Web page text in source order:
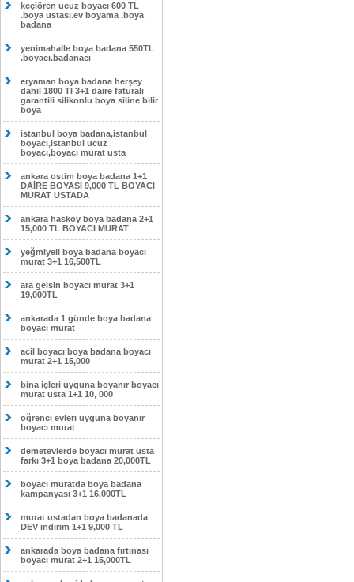
keçiören ucuz boyacı 600 TL
.boya ustası.ev boyama .boya
badana
yenimahalle boya badana 550TL
.boyacı.badanacı
eryaman boya badana herşey
dahil 1800 Tl 3+1 daire faturalı
garantili silikonlu boya siline bilir
boya
istanbul boya badana,istanbul
boyacı,istanbul ucuz
boyacı,boyacı murat usta
ankara ostim boya badana 1+1
DAİRE BOYASI 9,000 TL BOYACI
MURAT USTADA
ankara hasköy boya badana 2+1
15,000 TL BOYACI MURAT
yeğmiyeli boya badana boyacı
murat 3+1 16,500TL
ara gelsin boyacı murat 3+1
19,000TL
ankarada 1 günde boya badana
boyacı murat
acil boyacı boya badana boyacı
murat 2+1 15,000
bina içleri uyguna boyanır boyacı
murat usta 1+1 10, 000
öğrenci evleri uyguna boyanır
boyacı murat
demetevlerde boyacı murat usta
farkı 3+1 boya badana 20,000TL
boyacı muratda boya badana
kampanyası 3+1 16,000TL
murat ustadan boya badanada
DEV indirim 1+1 9,000 TL
ankarada boya badana fırtınası
boyacı murat 2+1 15,000TL